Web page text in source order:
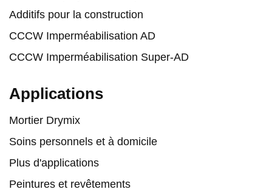
Additifs pour la construction
CCCW Imperméabilisation AD
CCCW Imperméabilisation Super-AD
Applications
Mortier Drymix
Soins personnels et à domicile
Plus d'applications
Peintures et revêtements